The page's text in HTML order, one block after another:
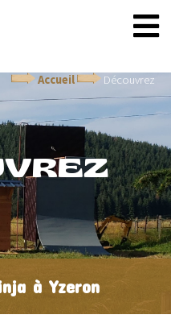
Accueil Découvrez
à Yzeron